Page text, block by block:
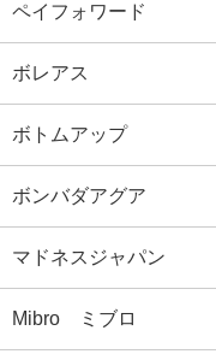
ペイフォワード
ボレアス
ボトムアップ
ボンバダアグア
マドネスジャパン
Mibro ミブロ